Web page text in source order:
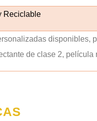
Reciclable
disponibles,
de clase 2, película